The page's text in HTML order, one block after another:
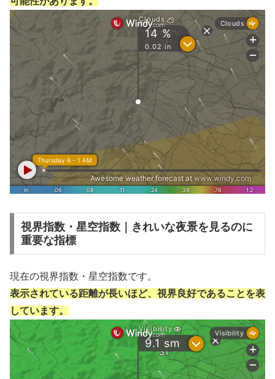
視界指数・星空指数｜きれいな夜景を見るのに
重要な指標
現在の視界指数・星空指数です。
表示されている距離が長いほど、視界良好であることを表
しています。